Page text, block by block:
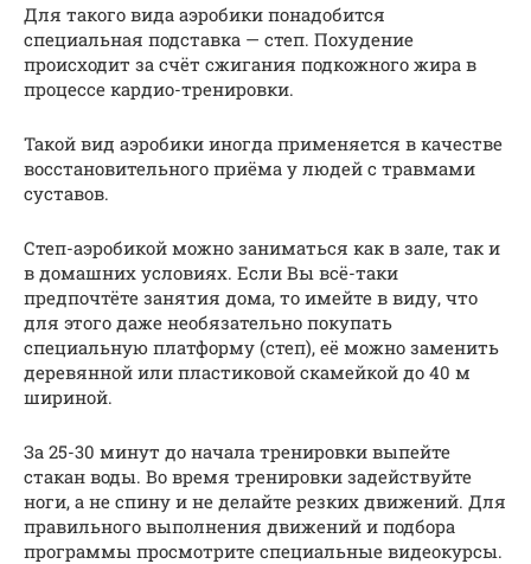
Для такого вида аэробики понадобится
специальная подставка — степ. Похудение
происходит за счёт сжигания подкожного жира в
процессе кардио-тренировки.
Такой вид аэробики иногда применяется в качестве
восстановительного приёма у людей с травмами
суставов.
Степ-аэробикой можно заниматься как в зале, так и
в домашних условиях. Если Вы всё-таки
предпочтёте занятия дома, то имейте в виду, что
для этого даже необязательно покупать
специальную платформу (степ), её можно заменить
деревянной или пластиковой скамейкой до 40 м
шириной.
За 25-30 минут до начала тренировки выпейте
стакан воды. Во время тренировки задействуйте
ноги, а не спину и не делайте резких движений. Для
правильного выполнения движений и подбора
программы просмотрите специальные видеокурсы.